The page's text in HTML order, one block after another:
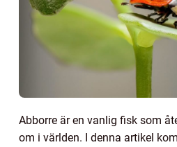
Abborre är en vanlig fisk som
om i världen. I denna artikel